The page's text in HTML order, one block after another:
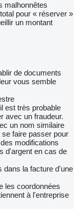
malhonnêtes
pour « réserver »
un montant
de documents
vous semble
est très probable
avec un fraudeur.
un nom similaire
faire passer pour
modifications
d'argent en cas de
dans la facture d'une
les coordonnées
à l'entreprise